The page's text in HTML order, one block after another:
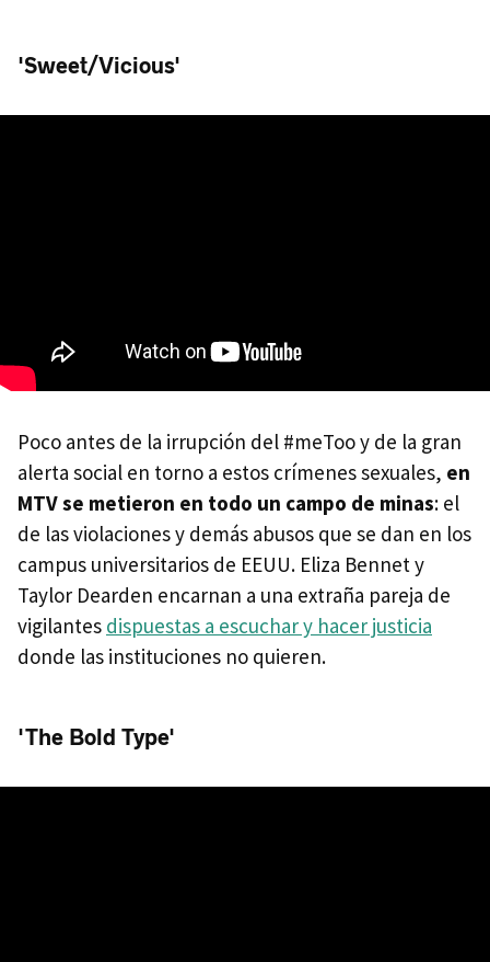
'Sweet/Vicious'
Poco antes de la irrupción del #meToo y de la gran
alerta social en torno a estos crímenes sexuales, en
MTV se metieron en todo un campo de minas: el
de las violaciones y demás abusos que se dan en los
campus universitarios de EEUU. Eliza Bennet y
Taylor Dearden encarnan a una extraña pareja de
vigilantes dispuestas a escuchar y hacer justicia
donde las instituciones no quieren.
'The Bold Type'